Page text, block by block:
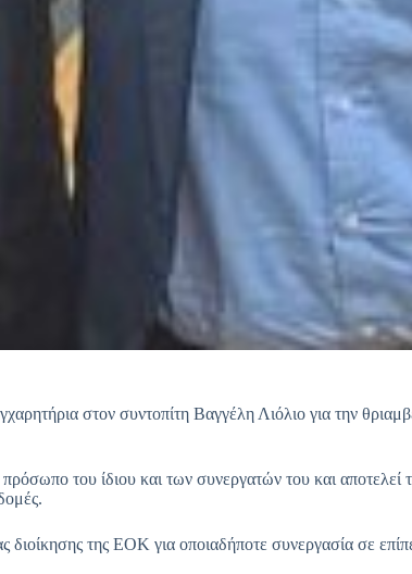
στον συντοπίτη Βαγγέλη Λιόλιο για την
του ίδιου και των συνεργατών του και αποτελεί
διοίκησης της ΕΟΚ για οποιαδήποτε συνεργασία σε